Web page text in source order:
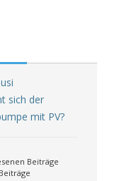
sich der
mit PV?
Beiträge